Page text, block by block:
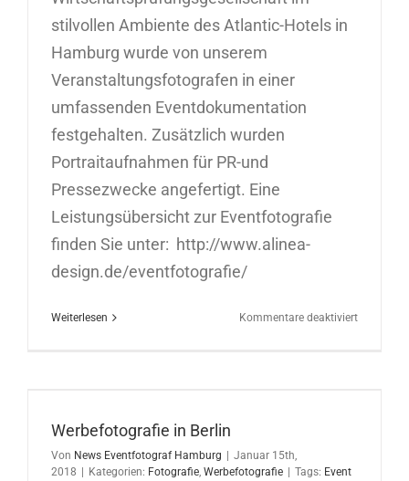
stilvollen Ambiente des Atlantic-Hotels in
Hamburg wurde von unserem
Veranstaltungsfotografen in einer
umfassenden Eventdokumentation
festgehalten. Zusätzlich wurden
Portraitaufnahmen für PR-und
Pressezwecke angefertigt. Eine
Leistungsübersicht zur Eventfotografie
finden Sie unter: http://www.alinea-
design.de/eventfotografie/
Weiterlesen Kommentare deaktiviertfür
Werbefotografie in Berlin
Von News Eventfotograf Hamburg
Januar 15th,
2018
Kategorien: Fotografie, Werbefotografie Tags: Event